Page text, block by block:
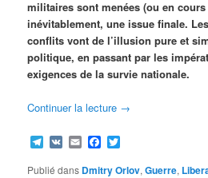
militaires sont menées (ou en
inévitablement, une issue finale.
conflits vont de l’illusion pure et
politique, en passant par les
exigences de la survie nationale.
Continuer la lecture →
Telegram
VK EmailFacebook
Publié dans Dmitry Orlov,Guerre,